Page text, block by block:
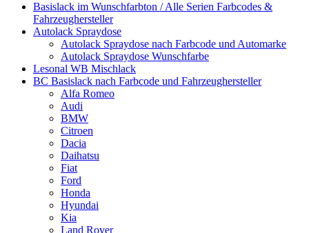
Basislack im Wunschfarbton / Alle Serien Farbcodes &
Fahrzeughersteller
Autolack Spraydose
Autolack Spraydose nach Farbcode und Automarke
Autolack Spraydose Wunschfarbe
Lesonal WB Mischlack
BC Basislack nach Farbcode und Fahrzeughersteller
Alfa Romeo
Audi
BMW
Citroen
Dacia
Daihatsu
Fiat
Ford
Honda
Hyundai
Kia
Land Rover